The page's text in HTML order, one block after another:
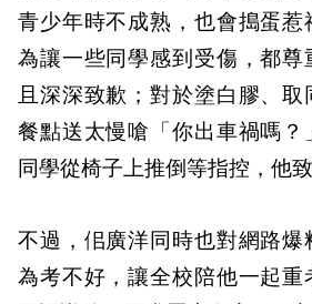
青少年時不成熟，也會搗蛋
為讓一些同學感到受傷，都
且深深致歉；對於塗白膠、取
餐點送太慢嗆「你出車禍嗎
同學從椅子上推倒等指控，他致
不過，佀廣洋同時也對網路爆
為考不好，讓全校陪他一起